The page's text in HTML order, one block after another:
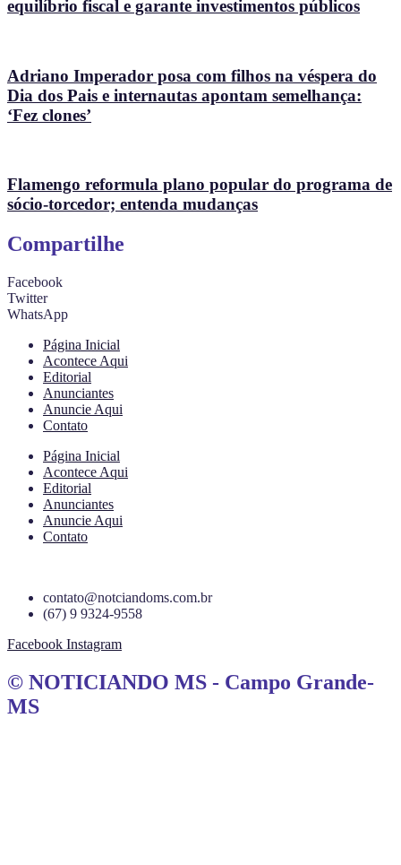
equilíbrio fiscal e garante investimentos públicos
Adriano Imperador posa com filhos na véspera do
Dia dos Pais e internautas apontam semelhança:
‘Fez clones’
Flamengo reformula plano popular do programa de
sócio-torcedor; entenda mudanças
Compartilhe
Facebook
Twitter
WhatsApp
Página Inicial
Acontece Aqui
Editorial
Anunciantes
Anuncie Aqui
Contato
Página Inicial
Acontece Aqui
Editorial
Anunciantes
Anuncie Aqui
Contato
contato@notciandoms.com.br
(67) 9 9324-9558
Facebook Instagram
© NOTICIANDO MS - Campo Grande-
MS